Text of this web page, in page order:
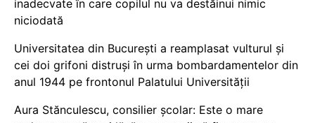
inadecvate în care copilul nu va destăinui nimic
niciodată
Universitatea din București a reamplasat vulturul și
cei doi grifoni distruși în urma bombardamentelor din
anul 1944 pe frontonul Palatului Universității
Aura Stănculescu, consilier școlar: Este o mare